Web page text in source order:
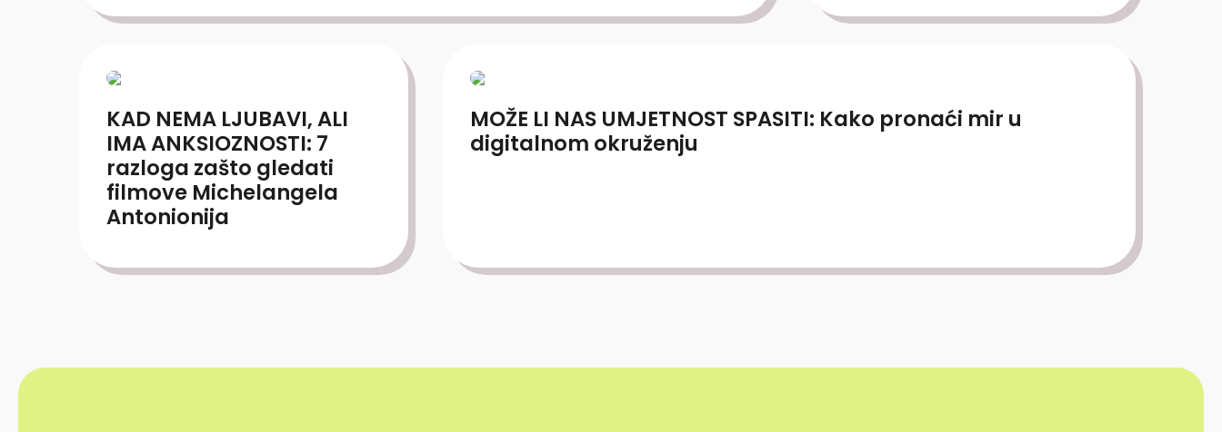
KAD NEMA LJUBAVI, ALI
IMA ANKSIOZNOSTI: 7
razloga zašto gledati
filmove Michelangela
Antonionija
MOŽE LI NAS UMJETNOST SPASITI: Kako pronaći mir u
digitalnom okruženju